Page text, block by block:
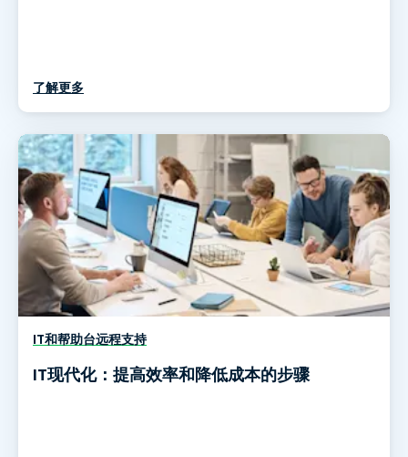
了解更多
IT和帮助台远程支持
IT现代化：提高效率和降低成本的步骤